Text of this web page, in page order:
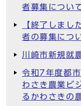
者募集につい
【終了しま
者の募集につ
川崎市新規就
令和7年度都
わさき農業ビ
るかわさきの